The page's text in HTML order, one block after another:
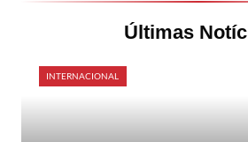
Últimas
INTERNACIONAL